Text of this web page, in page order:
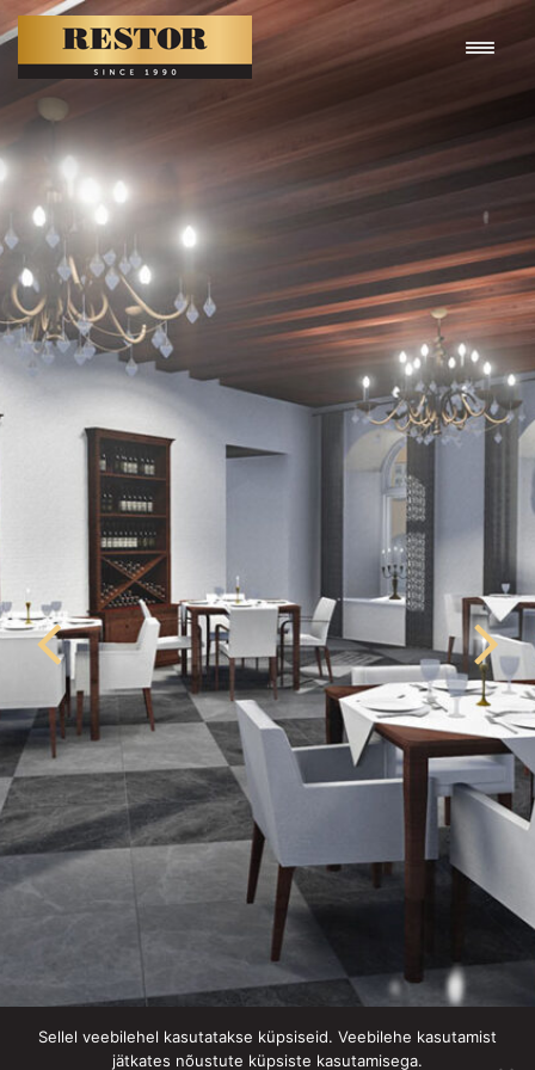
Rataskaevu 5, Tallinn (restaurant
Sellel veebilehel kasutatakse küpsiseid. Veebilehe kasutamist
jätkates nõustute küpsiste kasutamisega.